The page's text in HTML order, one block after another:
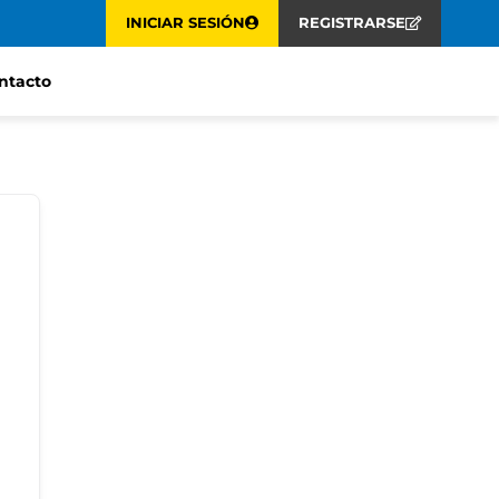
INICIAR SESIÓN REGISTRARSE